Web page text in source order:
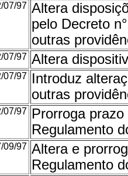
07/97 Altera
pelo Decreto
outras
07/97 Altera
07/97 Introduz
outras
07/97 Prorroga
Regulamento
09/97 Altera e
Regulamento